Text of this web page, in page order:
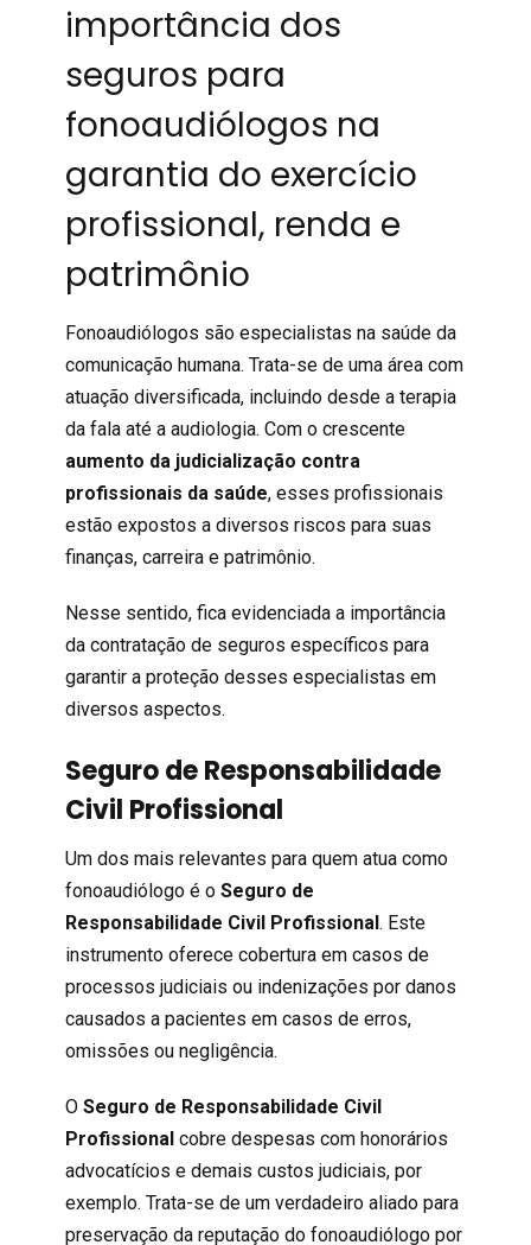
importância dos
seguros para
fonoaudiólogos na
garantia do exercício
profissional, renda e
patrimônio
Fonoaudiólogos são especialistas na saúde da
comunicação humana. Trata-se de uma área com
atuação diversificada, incluindo desde a terapia
da fala até a audiologia. Com o crescente
aumento da judicialização contra
profissionais da saúde, esses profissionais
estão expostos a diversos riscos para suas
finanças, carreira e patrimônio.
Nesse sentido, fica evidenciada a importância
da contratação de seguros específicos para
garantir a proteção desses especialistas em
diversos aspectos.
Seguro de Responsabilidade
Civil Profissional
Um dos mais relevantes para quem atua como
fonoaudiólogo é o Seguro de
Responsabilidade Civil Profissional. Este
instrumento oferece cobertura em casos de
processos judiciais ou indenizações por danos
causados a pacientes em casos de erros,
omissões ou negligência.
O Seguro de Responsabilidade Civil
Profissionalcobre despesas com honorários
advocatícios e demais custos judiciais, por
exemplo. Trata-se de um verdadeiro aliado para
preservação da reputação do fonoaudiólogo por